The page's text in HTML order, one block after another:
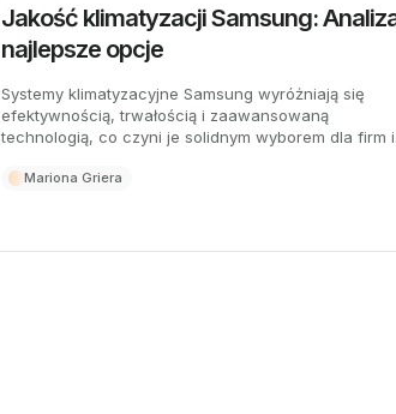
Jakość klimatyzacji Samsung:
najlepsze opcje
Systemy klimatyzacyjne Samsung wyróżniają się
efektywnością, trwałością i zaawansowaną
technologią, co czyni je solidnym wyborem dla firm i
Mariona Griera